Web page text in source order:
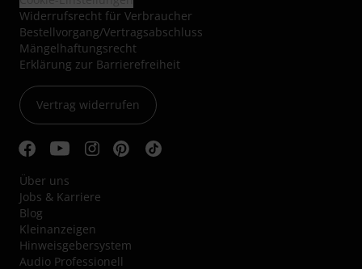
Widerrufsrecht für Verbraucher
Bestellvorgang/Vertragsabschluss
Mängelhaftungsrecht
Erklärung zur Barrierefreiheit
Vertrag widerrufen
Über uns
Jobs & Karriere
Blog
Kleinanzeigen
Hinweisgebersystem
Audio Professionell